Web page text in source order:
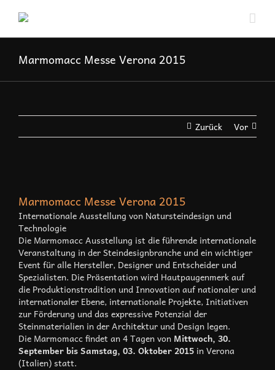
Inhalt
Marmomacc Messe Verona 2015
Zurück Vor
Marmomacc Messe Verona 2015
Internationale Ausstellung von Natursteindesign und
Technologie
Die Marmomacc Ausstellung ist die führende internationale
Veranstaltung in der Steindesignbranche und ein wichtiger
Event für alle Hersteller, Designer und Entscheider und
Spezialisten. Die Präsentation wird Hautpaugenmerk auf
die Produktionstradition und Innovation auf nationaler und
internationaler Ebene, internationale Projekte, Initiativen
zur Förderung und das expressive Potenzial der
Steinmaterialien in der Architektur und Design legen.
Die Marmomacc findet an 4 Tagen von Mittwoch, 30.
September bis Samstag, 03. Oktober 2015 in Verona
(Italien) statt.